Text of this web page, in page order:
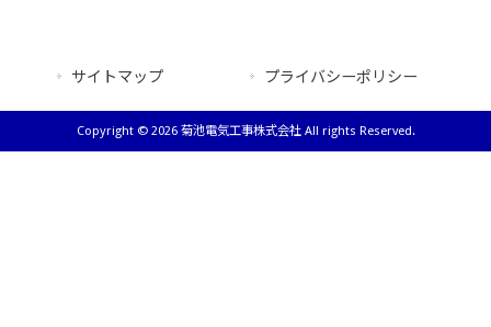
サイトマップ プライバシーポリシー
Copyright © 2026 菊池電気工事株式会社 All rights Reserved.